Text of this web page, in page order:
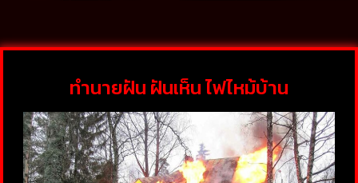
ทำนายฝัน ฝันเห็น ไฟไหม้บ้าน